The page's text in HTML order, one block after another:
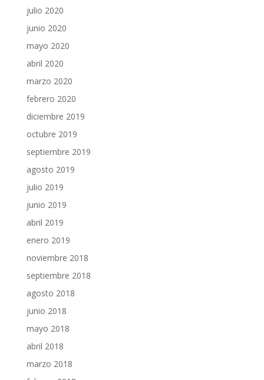
julio 2020
junio 2020
mayo 2020
abril 2020
marzo 2020
febrero 2020
diciembre 2019
octubre 2019
septiembre 2019
agosto 2019
julio 2019
junio 2019
abril 2019
enero 2019
noviembre 2018
septiembre 2018
agosto 2018
junio 2018
mayo 2018
abril 2018
marzo 2018